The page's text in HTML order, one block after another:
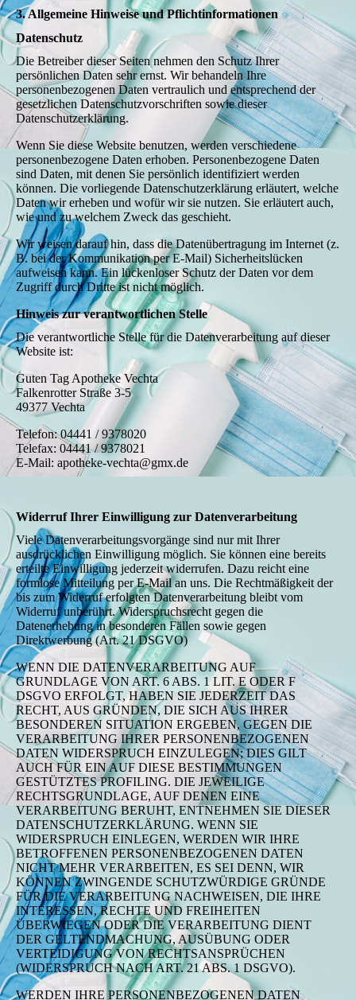
3. Allgemeine Hinweise und Pflichtinformationen
Datenschutz
Die Betreiber dieser Seiten nehmen den Schutz Ihrer
persönlichen Daten sehr ernst. Wir behandeln Ihre
personenbezogenen Daten vertraulich und entsprechend der
gesetzlichen Datenschutzvorschriften sowie dieser
Datenschutzerklärung.
Wenn Sie diese Website benutzen, werden verschiedene
personenbezogene Daten erhoben. Personenbezogene Daten
sind Daten, mit denen Sie persönlich identifiziert werden
können. Die vorliegende Datenschutzerklärung erläutert, welche
Daten wir erheben und wofür wir sie nutzen. Sie erläutert auch,
wie und zu welchem Zweck das geschieht.
Wir weisen darauf hin, dass die Datenübertragung im Internet (z.
B. bei der Kommunikation per E-Mail) Sicherheitslücken
aufweisen kann. Ein lückenloser Schutz der Daten vor dem
Zugriff durch Dritte ist nicht möglich.
Hinweis zur verantwortlichen Stelle
Die verantwortliche Stelle für die Datenverarbeitung auf dieser
Website ist:
Guten Tag Apotheke Vechta
Falkenrotter Straße 3-5
49377 Vechta
Telefon: 04441 / 9378020
Telefax: 04441 / 9378021
E-Mail: apotheke-vechta@gmx.de
Widerruf Ihrer Einwilligung zur Datenverarbeitung
Viele Datenverarbeitungsvorgänge sind nur mit Ihrer
ausdrücklichen Einwilligung möglich. Sie können eine bereits
erteilte Einwilligung jederzeit widerrufen. Dazu reicht eine
formlose Mitteilung per E-Mail an uns. Die Rechtmäßigkeit der
bis zum Widerruf erfolgten Datenverarbeitung bleibt vom
Widerruf unberührt. Widerspruchsrecht gegen die
Datenerhebung in besonderen Fällen sowie gegen
Direktwerbung (Art. 21 DSGVO)
WENN DIE DATENVERARBEITUNG AUF
GRUNDLAGE VON ART. 6 ABS. 1 LIT. E ODER F
DSGVO ERFOLGT, HABEN SIE JEDERZEIT DAS
RECHT, AUS GRÜNDEN, DIE SICH AUS IHRER
BESONDEREN SITUATION ERGEBEN, GEGEN DIE
VERARBEITUNG IHRER PERSONENBEZOGENEN
DATEN WIDERSPRUCH EINZULEGEN; DIES GILT
AUCH FÜR EIN AUF DIESE BESTIMMUNGEN
GESTÜTZTES PROFILING. DIE JEWEILIGE
RECHTSGRUNDLAGE, AUF DENEN EINE
VERARBEITUNG BERUHT, ENTNEHMEN SIE DIESER
DATENSCHUTZERKLÄRUNG. WENN SIE
WIDERSPRUCH EINLEGEN, WERDEN WIR IHRE
BETROFFENEN PERSONENBEZOGENEN DATEN
NICHT MEHR VERARBEITEN, ES SEI DENN, WIR
KÖNNEN ZWINGENDE SCHUTZWÜRDIGE GRÜNDE
FÜR DIE VERARBEITUNG NACHWEISEN, DIE IHRE
INTERESSEN, RECHTE UND FREIHEITEN
ÜBERWIEGEN ODER DIE VERARBEITUNG DIENT
DER GELTENDMACHUNG, AUSÜBUNG ODER
VERTEIDIGUNG VON RECHTSANSPRÜCHEN
(WIDERSPRUCH NACH ART. 21 ABS. 1 DSGVO).
WERDEN IHRE PERSONENBEZOGENEN DATEN